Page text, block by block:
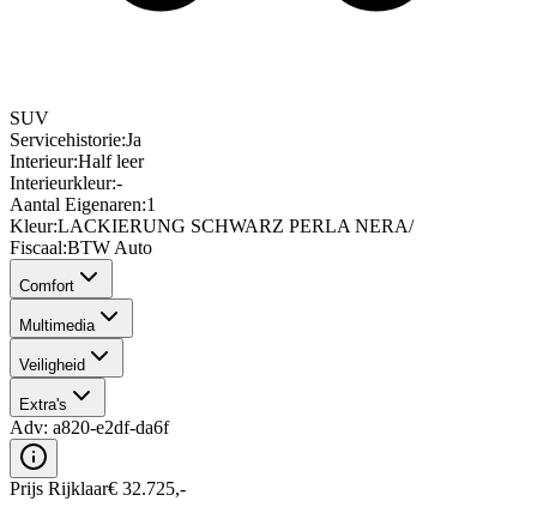
SUV
Servicehistorie:Ja
Interieur:Half leer
Interieurkleur:-
Aantal Eigenaren:1
Kleur:LACKIERUNG SCHWARZ PERLA NERA/
Fiscaal:BTW Auto
Comfort
Multimedia
Veiligheid
Extra's
Adv: a820-e2df-da6f
Prijs Rijklaar€ 32.725,-